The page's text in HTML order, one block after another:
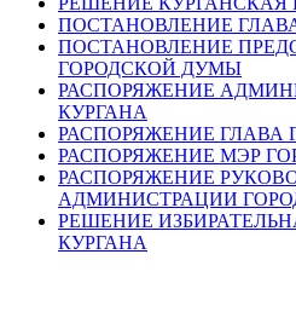
ПОСТАНОВЛЕНИЕ
ПОСТАНОВЛЕНИЕ
ГОРОДСКОЙ ДУМЫ
РАСПОРЯЖЕНИЕ
КУРГАНА
РАСПОРЯЖЕНИЕ ГЛАВА
РАСПОРЯЖЕНИЕ МЭР
РАСПОРЯЖЕНИЕ
АДМИНИСТРАЦИИ
РЕШЕНИЕ
КУРГАНА